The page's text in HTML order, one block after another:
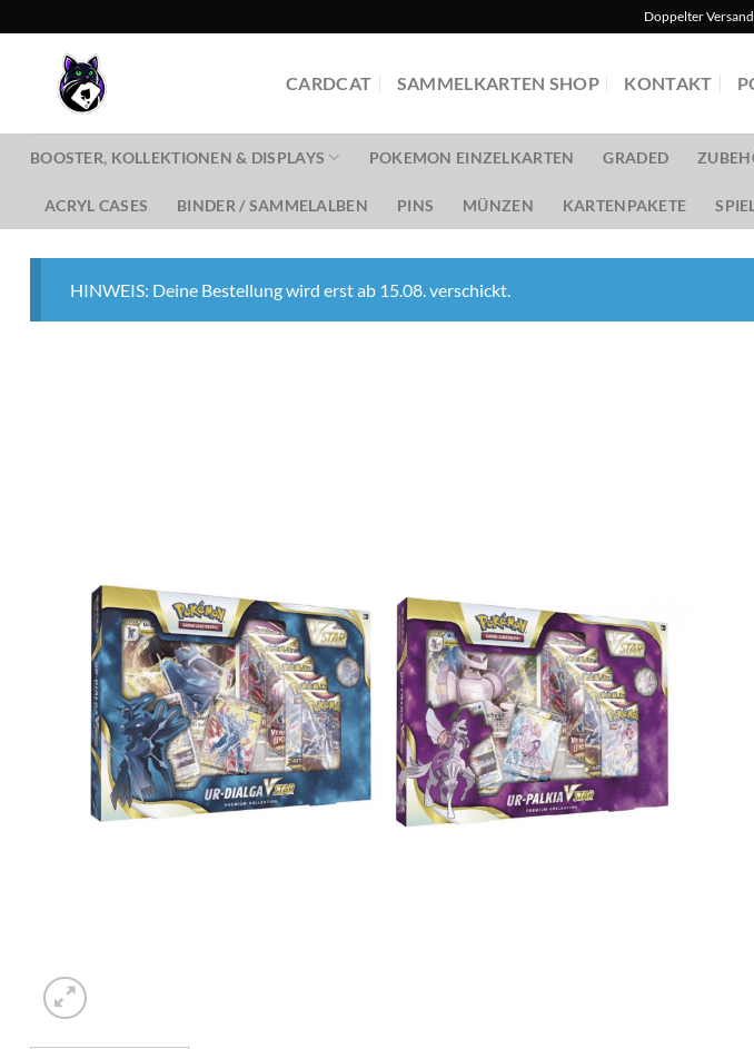
Inhalt
springen
Doppelter
CARDCAT SAMMELKARTEN SHOP KONTAKT
BOOSTER, KOLLEKTIONEN & DISPLAYS POKEMON EINZELKARTEN GRADED
ACRYL CASES BINDER / SAMMELALBEN PINS MÜNZEN KARTENPAKETE
HINWEIS: Deine Bestellung wird erst ab 15.08. verschickt.